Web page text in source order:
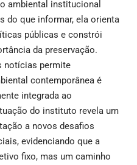
ambiental institucional
do que informar, ela orienta
públicas e constrói
da preservação.
notícias permite
contemporânea é
integrada ao
do instituto revela um
a novos desafios
evidenciando que a
fixo, mas um caminho